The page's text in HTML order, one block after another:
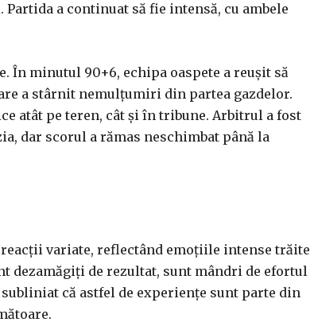
a continuat să fie intensă, cu ambele
minutul 90+6, echipa oaspete a reușit să
a stârnit nemulțumiri din partea gazdelor.
atât pe teren, cât și în tribune. Arbitrul a fost
dar scorul a rămas neschimbat până la
variate, reflectând emoțiile intense trăite
dezamăgiți de rezultat, sunt mândri de efortul
că astfel de experiențe sunt parte din